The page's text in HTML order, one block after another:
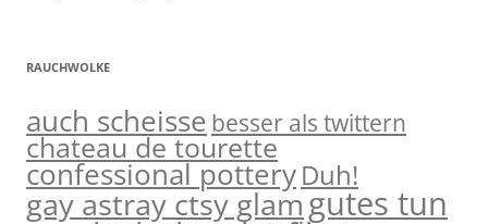
RAUCHWOLKE
auch scheisse besser als twittern
chateau de tourette
confessional potteryDuh!
gay astray ctsy glamgutes tun